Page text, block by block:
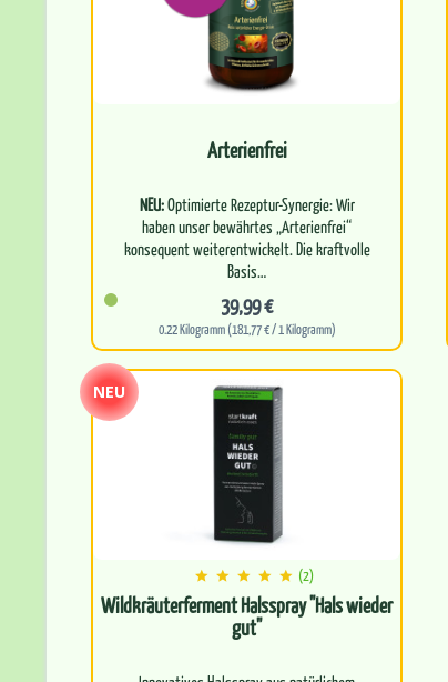
Arterienfrei
NEU:Optimierte Rezeptur-Synergie: Wir
haben unser bewährtes „Arterienfrei“
konsequent weiterentwickelt. Die kraftvolle
Basis…
39,99 €
0.22 Kilogramm (181,77 € / 1 Kilogramm)
NEU
(2)
Wildkräuterferment Halsspray "Hals wieder
gut"